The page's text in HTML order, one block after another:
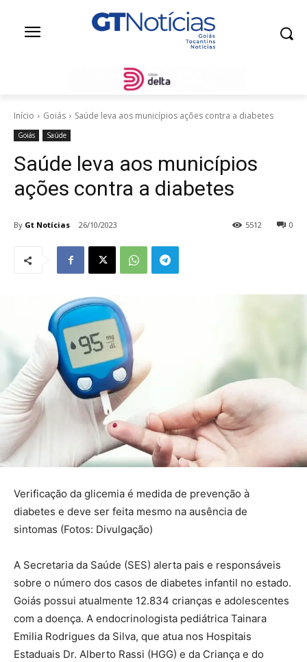
Início Goiás Saúde leva aos municípios ações contra a diabetes
Goiás Saúde
Saúde leva aos municípios
ações contra a diabetes
By Gt Notícias 26/10/2023 0
5512
Verificação da glicemia é medida de prevenção à
diabetes e deve ser feita mesmo na ausência de
sintomas (Fotos: Divulgação)
A Secretaria da Saúde (SES) alerta pais e responsáveis
sobre o número dos casos de diabetes infantil no estado.
Goiás possui atualmente 12.834 crianças e adolescentes
com a doença. A endocrinologista pediátrica Tainara
Emilia Rodrigues da Silva, que atua nos Hospitais
Estaduais Dr. Alberto Rassi (HGG) e da Criança e do